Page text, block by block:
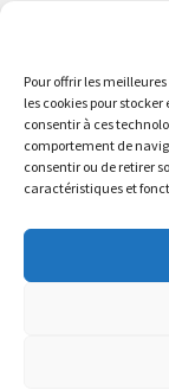
Pour offrir les
les cookies pour
consentir à ces
comportement de
consentir ou de retirer
caractéristiques et
Le magasin
inclus. Les
The physical
august 17th
MARTYR Warp
green orange
23.00€